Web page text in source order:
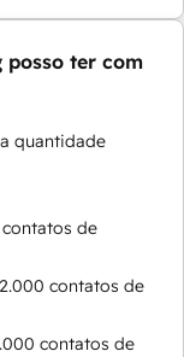
posso ter com
quantidade
de
contatos de
contatos de